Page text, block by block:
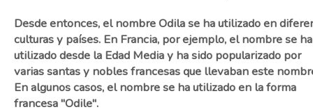
Desde entonces, el nombre Odila se ha utilizado en
culturas y países. En Francia, por ejemplo, el nombre se ha
utilizado desde la Edad Media y ha sido popularizado por
varias santas y nobles francesas que llevaban este
En algunos casos, el nombre se ha utilizado en la forma
francesa "Odile".